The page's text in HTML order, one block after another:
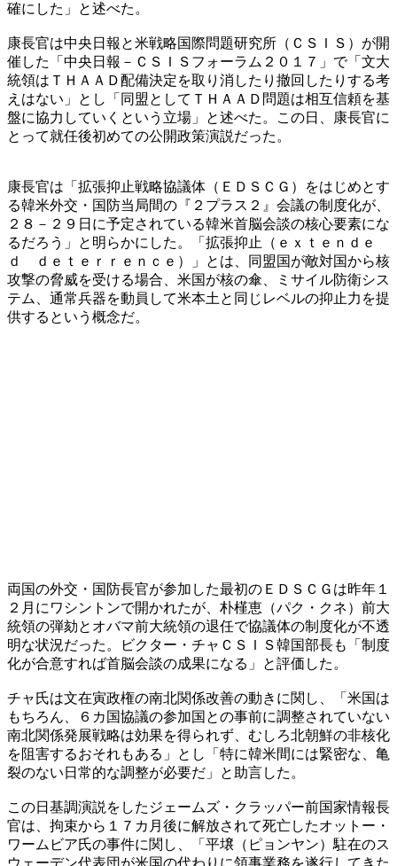
確にした」と述べた。
康長官は中央日報と米戦略国際問題研究所（ＣＳＩＳ）が開
催した「中央日報－ＣＳＩＳフォーラム２０１７」で「文大
統領はＴＨＡＡＤ配備決定を取り消したり撤回したりする考
えはない」とし「同盟としてＴＨＡＡＤ問題は相互信頼を基
盤に協力していくという立場」と述べた。この日、康長官に
とって就任後初めての公開政策演説だった。
康長官は「拡張抑止戦略協議体（ＥＤＳＣＧ）をはじめとす
る韓米外交・国防当局間の『２プラス２』会議の制度化が、
２８－２９日に予定されている韓米首脳会談の核心要素にな
るだろう」と明らかにした。「拡張抑止（ｅｘｔｅｎｄｅ
ｄ ｄｅｔｅｒｒｅｎｃｅ）」とは、同盟国が敵対国から核
攻撃の脅威を受ける場合、米国が核の傘、ミサイル防衛シス
テム、通常兵器を動員して米本土と同じレベルの抑止力を提
供するという概念だ。
両国の外交・国防長官が参加した最初のＥＤＳＣＧは昨年１
２月にワシントンで開かれたが、朴槿恵（パク・クネ）前大
統領の弾劾とオバマ前大統領の退任で協議体の制度化が不透
明な状況だった。ビクター・チャＣＳＩＳ韓国部長も「制度
化が合意すれば首脳会談の成果になる」と評価した。
チャ氏は文在寅政権の南北関係改善の動きに関し、「米国は
もちろん、６カ国協議の参加国との事前に調整されていない
南北関係発展戦略は効果を得られず、むしろ北朝鮮の非核化
を阻害するおそれもある」とし「特に韓米間には緊密な、亀
裂のない日常的な調整が必要だ」と助言した。
この日基調演説をしたジェームズ・クラッパー前国家情報長
官は、拘束から１７カ月後に解放されて死亡したオットー・
ワームビア氏の事件に関し、「平壌（ピョンヤン）駐在のス
ウェーデン代表団が米国の代わりに領事業務を遂行してきた